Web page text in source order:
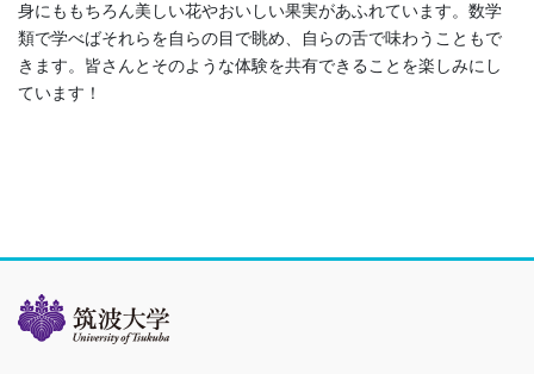
身にももちろん美しい花やおいしい果実があふれています。数学
類で学べばそれらを自らの目で眺め、自らの舌で味わうこともで
きます。皆さんとそのような体験を共有できることを楽しみにし
ています！